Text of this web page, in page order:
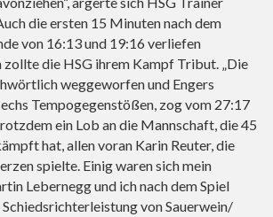
die ersten 15 Minuten nach dem
von 16:13 und 19:16 verliefen
zollte die HSG ihrem Kampf Tribut. „Die
weggeworfen und Engers
Tempogegenstößen, zog vom 27:17
ein Lob an die Mannschaft, die 45
hat, allen voran Karin Reuter, die
spielte. Einig waren sich mein
Lebernegg und ich nach dem Spiel
von Sauerwein/